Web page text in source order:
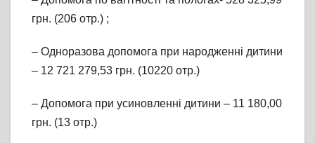
грн. (206 отр.) ;
– Одноразова допомога при народженні дитини
– 12 721 279,53 грн. (10220 отр.)
– Допомога при усиновленні дитини – 11 180,00
грн. (13 отр.)